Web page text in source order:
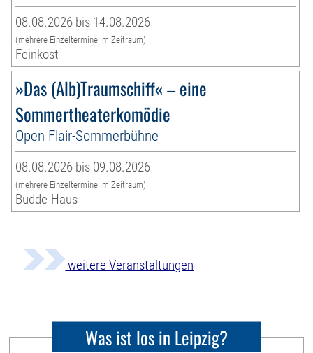
08.08.2026 bis 14.08.2026
(mehrere Einzeltermine im Zeitraum)
Feinkost
»Das (Alb)Traumschiff« – eine
Sommertheaterkomödie
Open Flair-Sommerbühne
08.08.2026 bis 09.08.2026
(mehrere Einzeltermine im Zeitraum)
Budde-Haus
weitere Veranstaltungen
Was ist los in Leipzig?